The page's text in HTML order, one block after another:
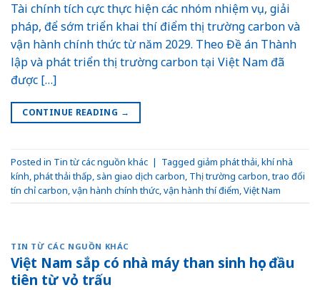
Tài chính tích cực thực hiện các nhóm nhiệm vụ, giải
pháp, để sớm triển khai thí điểm thị trường carbon và
vận hành chính thức từ năm 2029. Theo Đề án Thành
lập và phát triển thị trường carbon tại Việt Nam đã
được […]
CONTINUE READING →
Posted in Tin từ các nguồn khác | Tagged giảm phát thải,khí nhà
kính,phát thải thấp,sàn giao dịch carbon, Thị trường carbon,trao đổi
tín chỉ carbon,vận hành chính thức,vận hành thí điểm,Việt Nam
TIN TỪ CÁC NGUỒN KHÁC
Việt Nam sắp có nhà máy than sinh học đầu
tiên từ vỏ trấu